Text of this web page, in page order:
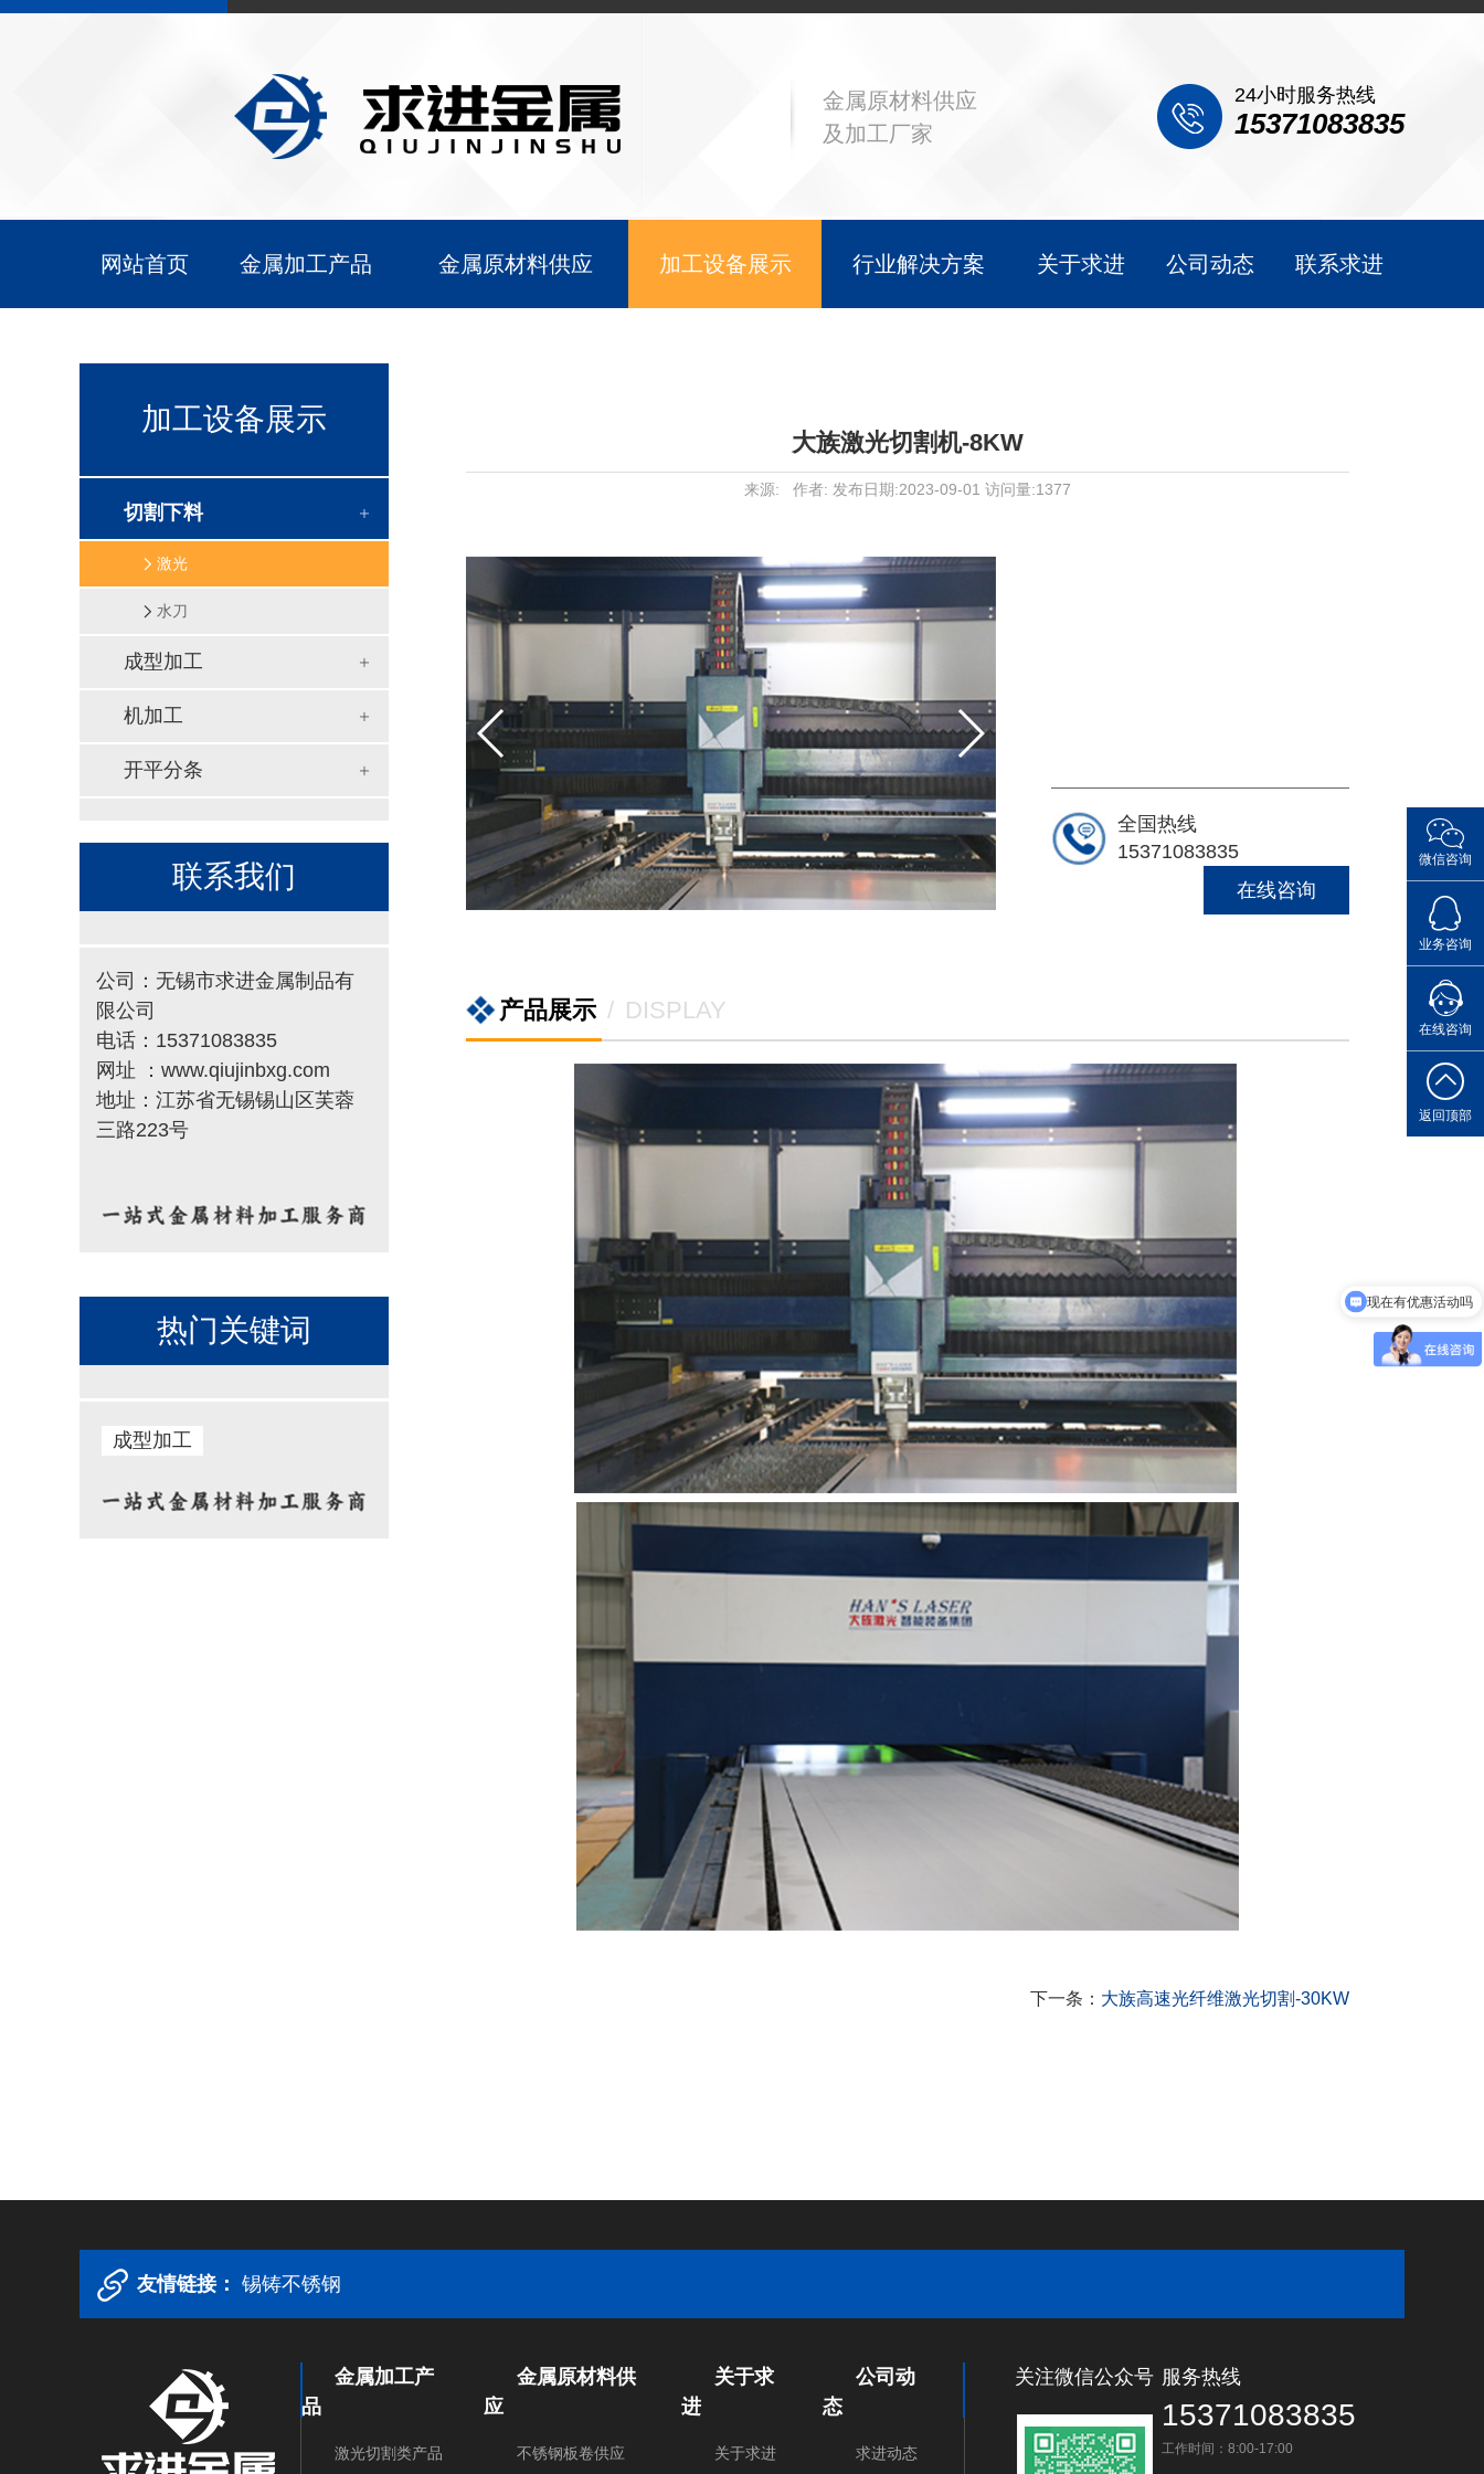
金属原材料供应
及加工厂家
24小时服务热线
15371083835
网站首页 金属加工产品 金属原材料供应 加工设备展示 行业解决方案 关于求进 公司动态 联系求进
加工设备展示
切割下料
激光
水刀
成型加工
机加工
开平分条
联系我们
公司：无锡市求进金属制品有
限公司
电话：15371083835
网址 ：www.qiujinbxg.com
地址：江苏省无锡锡山区芙蓉
三路223号
热门关键词
成型加工
大族激光切割机-8KW
来源: 作者: 发布日期:2023-09-01 访问量:1377
全国热线
15371083835
在线咨询
产品展示 / DISPLAY
下一条： 大族高速光纤维激光切割-30KW
友情链接： 锡铸不锈钢
金属加工产
品
激光切割类产品
金属原材料供
应
不锈钢板卷供应
关于求
进
关于求进
公司动
态
求进动态
关注微信公众号 服务热线
15371083835
工作时间：8:00-17:00
微信咨询
业务咨询
点击
在线咨询
您的专
返回顶部
可以介绍下你们的产品么
现在有优惠活动吗